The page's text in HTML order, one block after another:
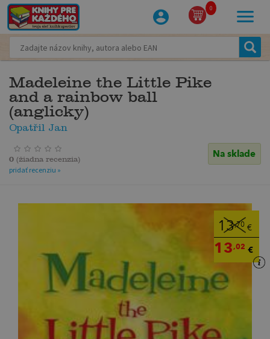
0
Madeleine the Little Pike
and a rainbow ball
(anglicky)
Opatřil Jan
Na sklade
0 (žiadna recenzia)
pridať recenziu »
13,70 €
13,02 €